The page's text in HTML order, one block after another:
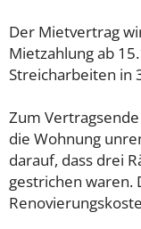
Der Mietvertrag
Mietzahlung ab
Streicharbeiten in
Zum
die Wohnung
darauf, dass drei
gestrichen waren.